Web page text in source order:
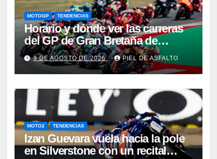
MOTOGP TENDENCIAS
Horario y dónde ver las carreras
del GP de Gran Bretaña de
MotoGP 2026: Jorge Martín
defiende el liderato en
Silverstone
9 DE AGOSTO DE 2026 PIEL DE ASFALTO
MOTO2 TENDENCIAS
Izan Guevara vuela hacia la pole
en Silverstone con un recital